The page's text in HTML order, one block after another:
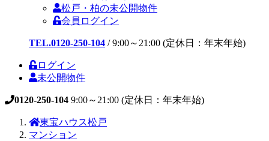
松戸・柏の未公開物件
会員ログイン
TEL.0120-250-104 /9:00～21:00 (定休日：年末年始)
ログイン
未公開物件
0120-250-104 9:00～21:00 (定休日：年末年始)
東宝ハウス松戸
マンション